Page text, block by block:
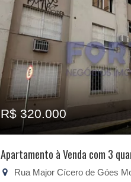
R$ 320.000
Apartamento à Venda com 3
Rua Major Cícero de Góes